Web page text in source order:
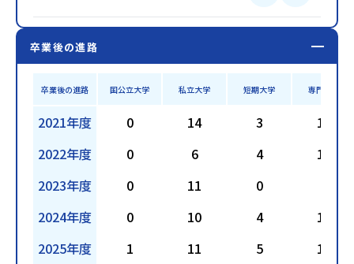
卒業後の進路
卒業後の進路 国公立大学 私立大学 短期大学 専門学校
2021年度 0 14 3
17
2022年度
0 6 4
17
2023年度
0 11 0
2024年度
0 10 4
17
2025年度
1 11 5 19